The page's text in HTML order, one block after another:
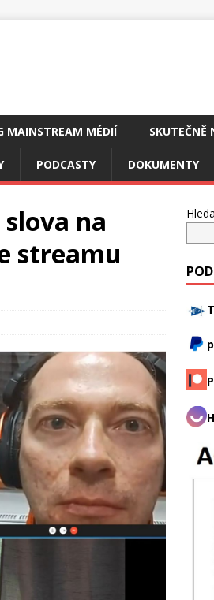
MAINSTREAM MÉDIÍ SKUTEČNĚ
PODCASTY DOKUMENTY
slova na
streamu